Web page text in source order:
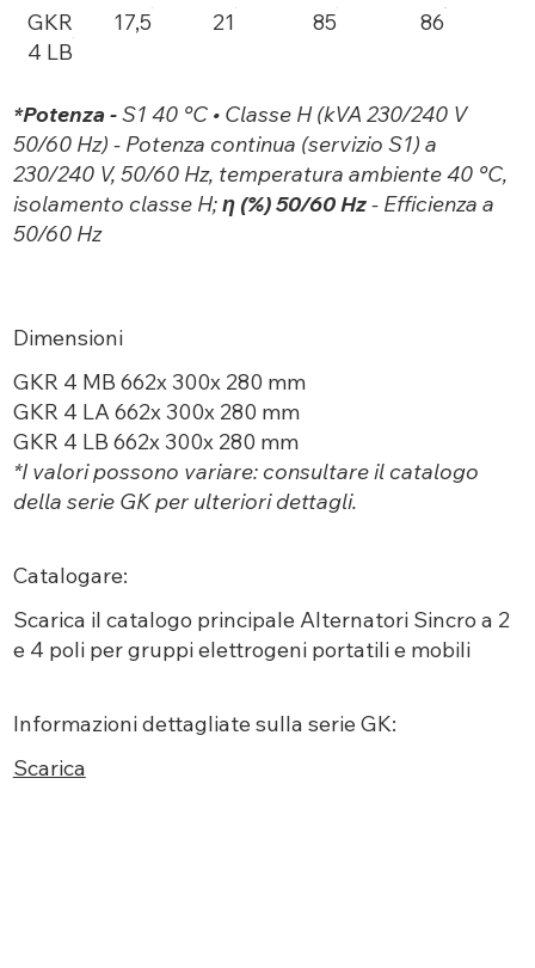
GKR
4 LB
17,5 21 85 86
*Potenza -S1 40 °C • Classe H (kVA 230/240 V
50/60 Hz) - Potenza continua (servizio S1) a
230/240 V, 50/60 Hz, temperatura ambiente 40 °C,
isolamento classe H;η (%) 50/60 Hz- Efficienza a
50/60 Hz
Dimensioni
GKR 4 MB 662x 300x 280 mm
GKR 4 LA 662x 300x 280 mm
GKR 4 LB 662x 300x 280 mm
*I valori possono variare: consultare il catalogo
della serie GK per ulteriori dettagli.
Catalogare:
Scarica il catalogo principaleAlternatori Sincro a 2
e 4 poli per gruppi elettrogeni portatili e mobili
Informazioni dettagliate sulla serie GK:
Scarica